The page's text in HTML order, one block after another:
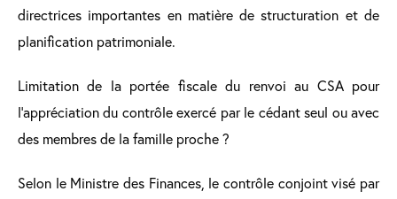
directrices importantes en matière de structuration et de
planification patrimoniale.
Limitation de la portée fiscale du renvoi au CSA pour
l’appréciation du contrôle exercé par le cédant seul ou avec
des membres de la famille proche ?
Selon le Ministre des Finances, le contrôle conjoint visé par